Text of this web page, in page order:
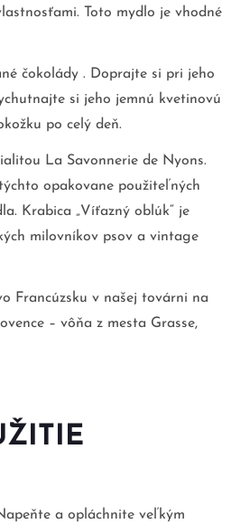
Toto mydlo je vhodné
čokolády . Doprajte si pri jeho
si jeho jemnú kvetinovú
po celý deň.
La Savonnerie de Nyons.
opakovane použiteľných
Krabica „Víťazný oblúk“ je
milovníkov psov a vintage
Francúzsku v našej továrni na
– vôňa z mesta Grasse,
a opláchnite veľkým